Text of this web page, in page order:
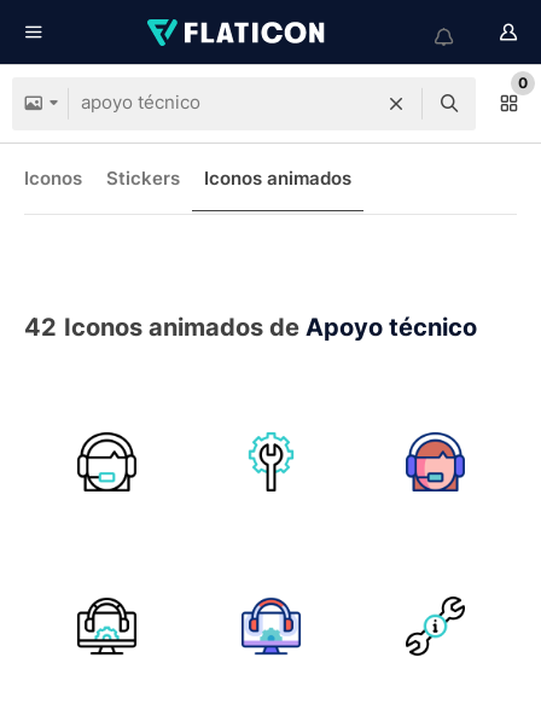
0
Iconos Stickers Iconos animados
42 Iconos animados de Apoyo técnico